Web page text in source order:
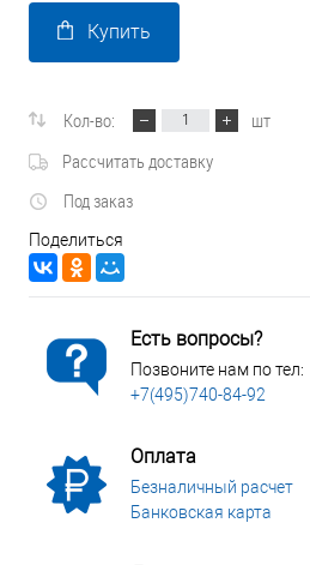
Купить
Кол-во:
шт
Рассчитать доставку
Под заказ
Поделиться
Есть вопросы?
Позвоните нам по тел:
+7(495)740-84-92
Оплата
Безналичный расчет
Банковская карта